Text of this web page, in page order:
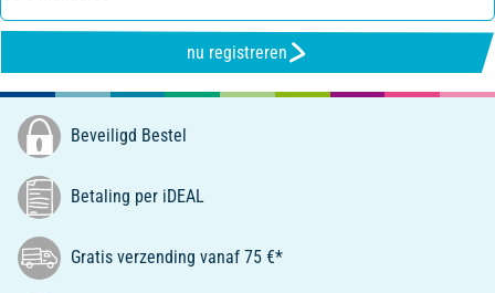
nu registreren
Beveiligd Bestel
Betaling per iDEAL
Gratis verzending vanaf 75 €*